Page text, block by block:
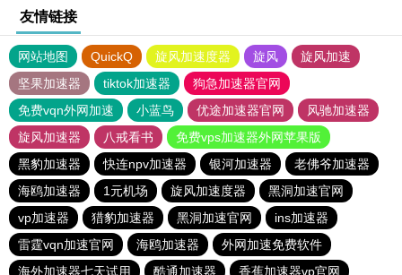
友情链接
网站地图 QuickQ 旋风加速度器 旋风
旋风加速
坚果加速器
tiktok加速器
狗急加速器官网
免费vqn外网加速
小蓝鸟 优途加速器官网
风驰加速器
旋风加速器
八戒看书
免费vps加速器外网苹果版
黑豹加速器
快连npv加速器 银河加速器
老佛爷加速器
海鸥加速器
1元机场 旋风加速度器
黑洞加速官网
vp加速器
猎豹加速器 黑洞加速官网
ins加速器
雷霆vqn加速官网
海鸥加速器
外网加速免费软件
海外加速器七天试用
酷通加速器 香蕉加速器vp官网